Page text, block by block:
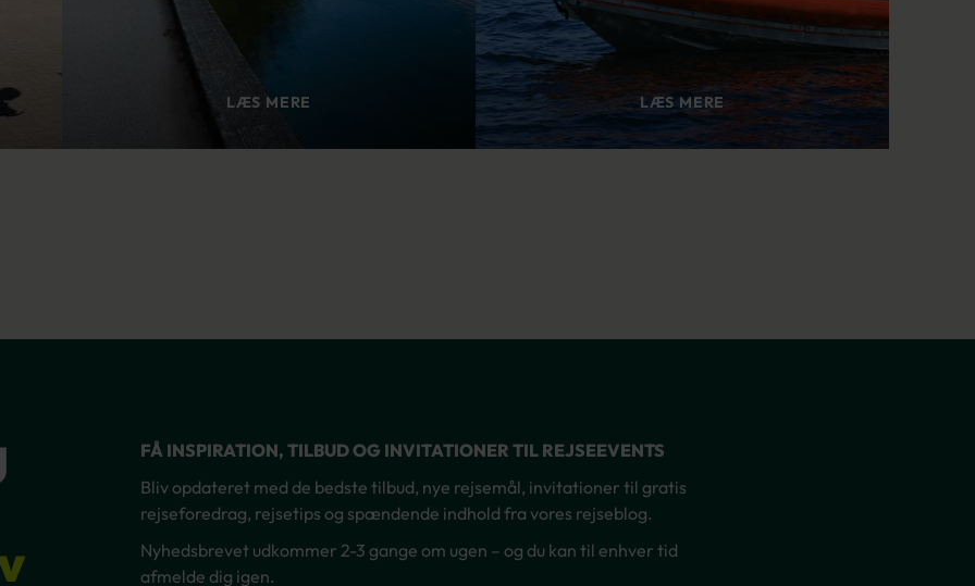
LÆS MERE LÆS MERE
FÅ INSPIRATION, TILBUD OG INVITATIONER TIL REJSEEVENTS
Bliv opdateret med de bedste tilbud, nye rejsemål, invitationer til gratis
rejseforedrag, rejsetips og spændende indhold fra vores rejseblog.
Nyhedsbrevet udkommer 2-3 gange om ugen – og du kan til enhver tid
afmelde dig igen.